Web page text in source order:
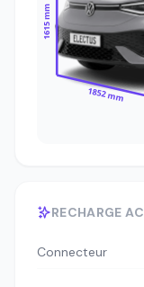
1615 mm
1852 mm
RECHARGE AC
Connecteur